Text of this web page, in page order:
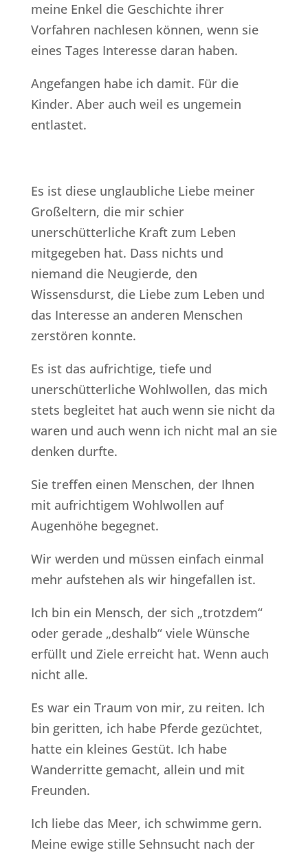
meine Enkel die Geschichte ihrer
Vorfahren nachlesen können, wenn sie
eines Tages Interesse daran haben.
Angefangen habe ich damit. Für die
Kinder. Aber auch weil es ungemein
entlastet.
Es ist diese unglaubliche Liebe meiner
Großeltern, die mir schier
unerschütterliche Kraft zum Leben
mitgegeben hat. Dass nichts und
niemand die Neugierde, den
Wissensdurst, die Liebe zum Leben und
das Interesse an anderen Menschen
zerstören konnte.
Es ist das aufrichtige, tiefe und
unerschütterliche Wohlwollen, das mich
stets begleitet hat auch wenn sie nicht da
waren und auch wenn ich nicht mal an sie
denken durfte.
Sie treffen einen Menschen, der Ihnen
mit aufrichtigem Wohlwollen auf
Augenhöhe begegnet.
Wir werden und müssen einfach einmal
mehr aufstehen als wir hingefallen ist.
Ich bin ein Mensch, der sich „trotzdem“
oder gerade „deshalb“ viele Wünsche
erfüllt und Ziele erreicht hat. Wenn auch
nicht alle.
Es war ein Traum von mir, zu reiten. Ich
bin geritten, ich habe Pferde gezüchtet,
hatte ein kleines Gestüt. Ich habe
Wanderritte gemacht, allein und mit
Freunden.
Ich liebe das Meer, ich schwimme gern.
Meine ewige stille Sehnsucht nach der